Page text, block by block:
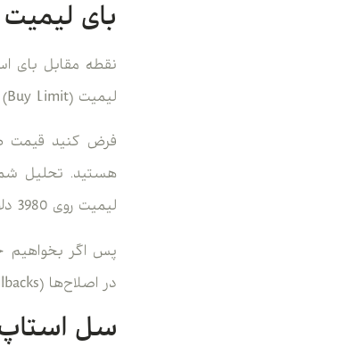
بای
نقطه مقابل بای
لیمیت (Buy Limit) سفارشی است که شما در قیمتی پایین‌تر از قیمت فعلی بازار تنظیم می‌کنید.
لیمیت روی 3980 دلار تنظیم می‌کنید. اگر قیمت پایین بیاید و به این عدد برسد، خرید شما انجام می‌شود.
پس اگر بخواهیم
در اصلاح‌ها (Pullbacks) وارد روند صعودی شوند، نه در اوج قیمت.
سل